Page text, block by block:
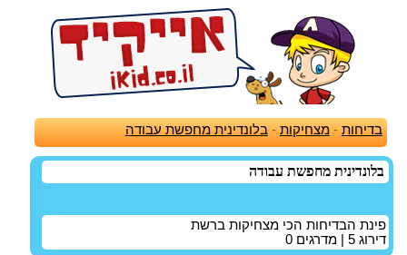
בדיחות -מצחיקות -בלונדינית מחפשת עבודה
בלונדינית מחפשת עבודה
פינת הבדיחות הכי מצחיקות ברשת
דירוג 5 | מדרגים 0